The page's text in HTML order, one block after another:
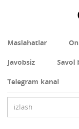
Maslahatlar
Javobsiz Savol
Telegram kanal